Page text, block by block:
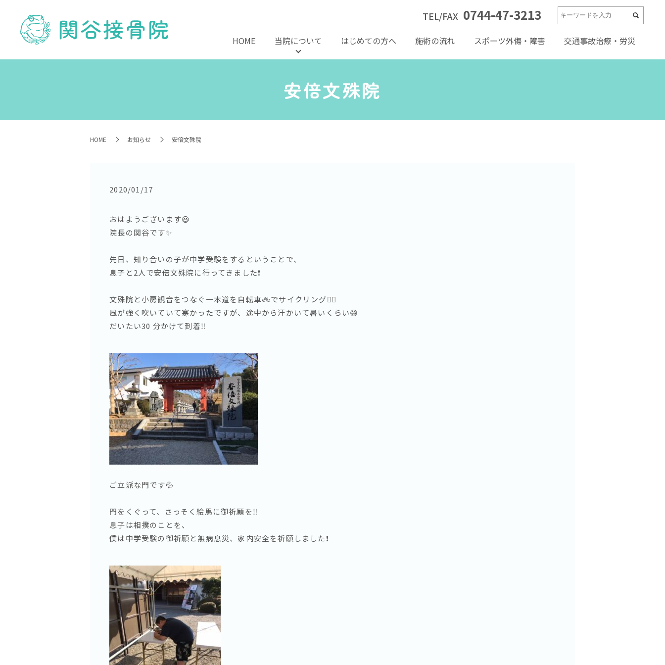
TEL/FAX 0744-47-3213
HOME 当院について はじめての方へ 施術の流れ スポーツ外傷・障害 交通事故治療・労災
安倍文殊院
HOME お知らせ 安倍文殊院
2020/01/17
おはようございます😃
院長の関谷です✨
先日、知り合いの子が中学受験をするということで、
息子と2人で安倍文殊院に行ってきました❗️
文殊院と小房観音をつなぐ一本道を自転車🚲でサイクリング🚴‍♂️
風が強く吹いていて寒かったですが、途中から汗かいて暑いくらい😅
だいたい30 分かけて到着‼️
ご立派な門です💦
門をくぐって、さっそく絵馬に御祈願を‼️
息子は相撲のことを、
僕は中学受験の御祈願と無病息災、家内安全を祈願しました❗️